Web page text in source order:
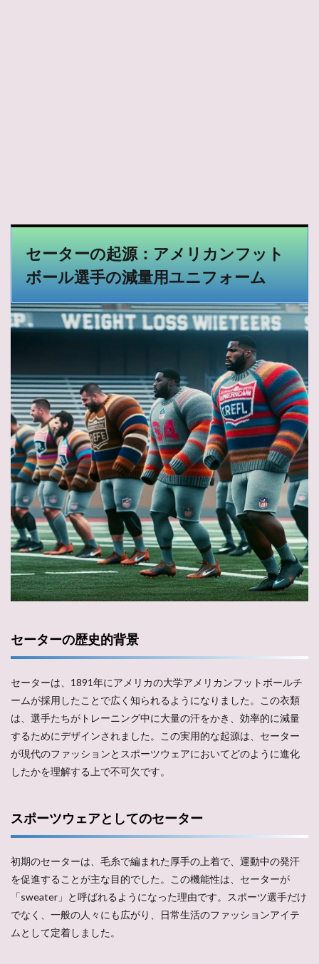
セーターの起源：アメリカンフット
ボール選手の減量用ユニフォーム
セーターの歴史的背景
セーターは、1891年にアメリカの大学アメリカンフットボールチ
ームが採用したことで広く知られるようになりました。この衣類
は、選手たちがトレーニング中に大量の汗をかき、効率的に減量
するためにデザインされました。この実用的な起源は、セーター
が現代のファッションとスポーツウェアにおいてどのように進化
したかを理解する上で不可欠です。
スポーツウェアとしてのセーター
初期のセーターは、毛糸で編まれた厚手の上着で、運動中の発汗
を促進することが主な目的でした。この機能性は、セーターが
「sweater」と呼ばれるようになった理由です。スポーツ選手だけ
でなく、一般の人々にも広がり、日常生活のファッションアイテ
ムとして定着しました。